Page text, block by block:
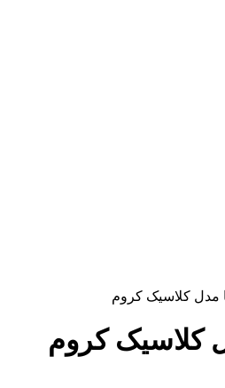
مدل کلاسیک کروم
کلاسیک کروم